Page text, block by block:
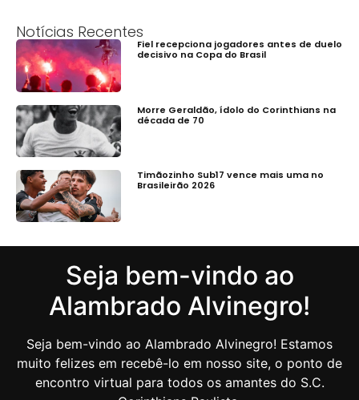
Notícias Recentes
Fiel recepciona jogadores antes de duelo
decisivo na Copa do Brasil
Morre Geraldão, ídolo do Corinthians na
década de 70
Timãozinho Sub17 vence mais uma no
Brasileirão 2026
Seja bem-vindo ao
Alambrado Alvinegro!
Seja bem-vindo ao Alambrado Alvinegro! Estamos
muito felizes em recebê-lo em nosso site, o ponto de
encontro virtual para todos os amantes do S.C.